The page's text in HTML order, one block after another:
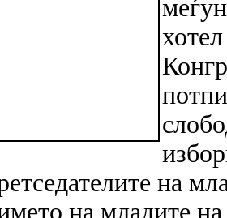
на
на младите